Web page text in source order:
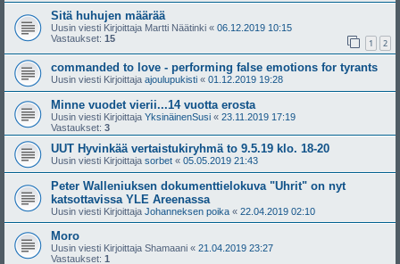
Sitä huhujen määrää
Uusin viesti Kirjoittaja Martti Näätinki « 06.12.2019 10:15
Vastaukset: 15 1 2
commanded to love - performing false emotions for tyrants
Uusin viesti Kirjoittaja ajoulupukisti « 01.12.2019 19:28
Minne vuodet vierii...14 vuotta erosta
Uusin viesti Kirjoittaja YksinäinenSusi « 23.11.2019 17:19
Vastaukset: 3
UUT Hyvinkää vertaistukiryhmä to 9.5.19 klo. 18-20
Uusin viesti Kirjoittaja sorbet « 05.05.2019 21:43
Peter Walleniuksen dokumenttielokuva "Uhrit" on nyt
katsottavissa YLE Areenassa
Uusin viesti Kirjoittaja Johanneksen poika « 22.04.2019 02:10
Moro
Uusin viesti Kirjoittaja Shamaani « 21.04.2019 23:27
Vastaukset: 1